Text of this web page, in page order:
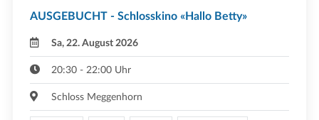
AUSGEBUCHT - Schlosskino «Hallo Betty»
Sa, 22. August 2026
20:30 - 22:00 Uhr
Schloss Meggenhorn